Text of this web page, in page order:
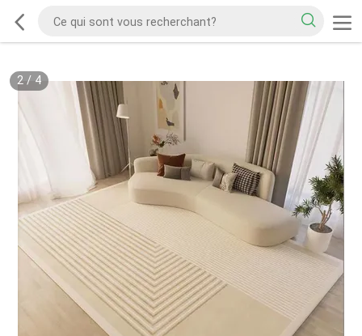
2/ 4